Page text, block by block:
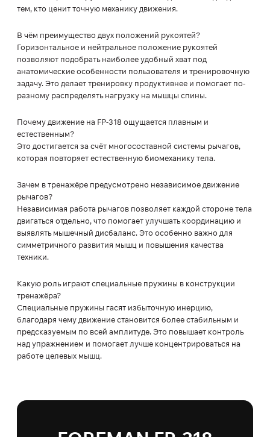
тем, кто ценит точную механику движения.
В чём преимущество двух положений рукоятей?
Горизонтальное и нейтральное положение рукоятей
позволяют подобрать наиболее удобный хват под
анатомические особенности пользователя и тренировочную
задачу. Это делает тренировку продуктивнее и помогает по-
разному распределять нагрузку на мышцы спины.
Почему движение на FP-318 ощущается плавным и
естественным?
Это достигается за счёт многосоставной системы рычагов,
которая повторяет естественную биомеханику тела.
Зачем в тренажёре предусмотрено независимое движение
рычагов?
Независимая работа рычагов позволяет каждой стороне тела
двигаться отдельно, что помогает улучшать координацию и
выявлять мышечный дисбаланс. Это особенно важно для
симметричного развития мышц и повышения качества
техники.
Какую роль играют специальные пружины в конструкции
тренажёра?
Специальные пружины гасят избыточную инерцию,
благодаря чему движение становится более стабильным и
предсказуемым по всей амплитуде. Это повышает контроль
над упражнением и помогает лучше концентрироваться на
работе целевых мышц.